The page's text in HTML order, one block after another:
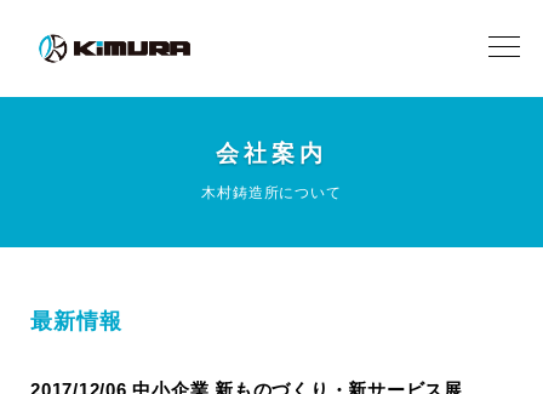
会社案内
木村鋳造所について
最新情報
2017/12/06 中小企業 新ものづくり・新サービス展